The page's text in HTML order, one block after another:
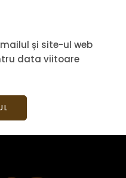
și site-ul web
data viitoare